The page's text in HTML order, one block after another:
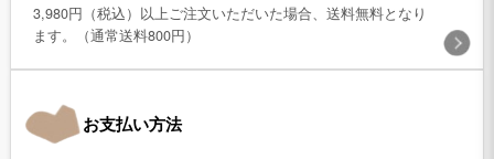
3,980円（税込）以上ご注文いただいた場合、送料無料となり
ます。（通常送料800円）
お支払い方法